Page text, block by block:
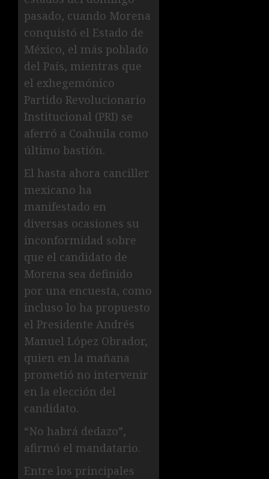
pasado, cuando Morena
conquistó el Estado de
México, el más poblado
del País, mientras que
el exhegemónico
Partido Revolucionario
Institucional (PRI) se
aferró a Coahuila como
último bastión.
El hasta ahora canciller
mexicano ha
manifestado en
diversas ocasiones su
inconformidad sobre
que el candidato de
Morena sea definido
por una encuesta, como
incluso lo ha propuesto
el Presidente Andrés
Manuel López Obrador,
quien en la mañana
prometió no intervenir
en la elección del
candidato.
“No habrá dedazo”,
afirmó el mandatario.
Entre los principales